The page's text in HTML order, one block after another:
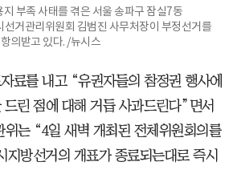
부족 사태를 겪은 서울 송파구 잠실7동
선거관리위원회 김범진 사무처장이 부정선거를
의받고 있다. /뉴시스
료를 내고 “유권자들의 참정권 행사에
린 점에 대해 거듭 사과드린다”면서
위는 “4일 새벽 개최된 전체위원회의를
지방선거의 개표가 종료되는대로 즉시